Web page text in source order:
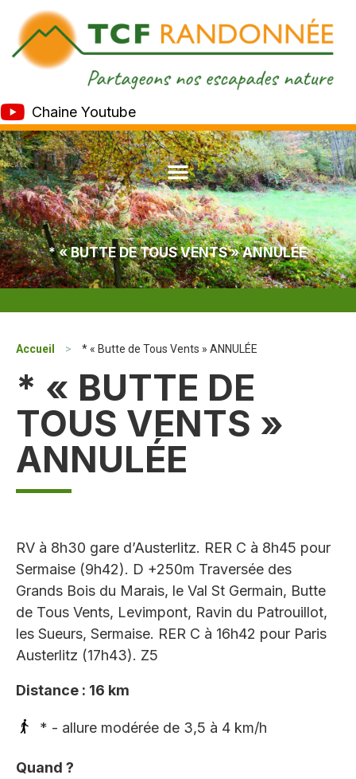
Chaine Youtube
* « BUTTE DE TOUS VENTS » ANNULÉE
Accueil > * « Butte de Tous Vents » ANNULÉE
* « BUTTE DE
TOUS VENTS »
ANNULÉE
RV à 8h30 gare d’Austerlitz. RER C à 8h45 pour
Sermaise (9h42). D +250m Traversée des
Grands Bois du Marais, le Val St Germain, Butte
de Tous Vents, Levimpont, Ravin du Patrouillot,
les Sueurs, Sermaise. RER C à 16h42 pour Paris
Austerlitz (17h43). Z5
Distance : 16 km
* - allure modérée de 3,5 à 4 km/h
Quand ?